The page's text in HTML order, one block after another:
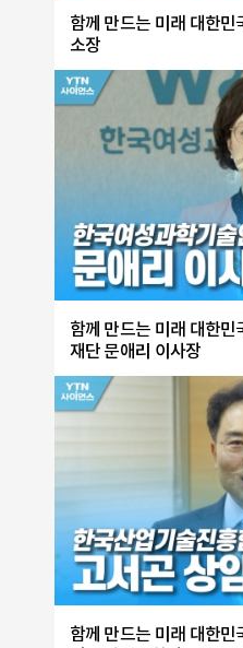
함께 만드는 미래 대한
소장
함께 만드는 미래 대한
재단 문애리 이사장
함께 만드는 미래 대한